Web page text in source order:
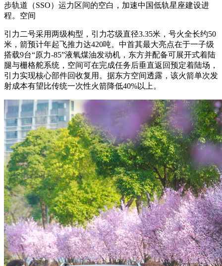
步轨道（SSO）运力区间的空白，加速中国低轨星座建设进
程。空间
引力二号采用两级构型，引力芯级直径3.35米，号火全长约50
米，箭预计年起飞推力达420吨。中首其最大亮点在于一子级
搭载9台“原力-85”液氧煤油发动机，东方并配备可展开式着陆
腿与栅格舵系统，空间可在完成任务后垂直返回预定着陆场，
引力实现核心部件回收复用。据东方空间透露，该火箭单次发
射成本有望比传统一次性火箭降低40%以上。